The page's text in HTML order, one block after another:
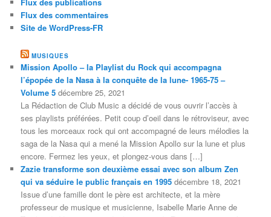
Flux des commentaires
Site de WordPress-FR
MUSIQUES
Mission Apollo – la Playlist du Rock qui accompagna
l’épopée de la Nasa à la conquête de la lune- 1965-75 –
Volume 5 décembre 25, 2021
La Rédaction de Club Music a décidé de vous ouvrir l’accès à
ses playlists préférées. Petit coup d’oeil dans le rétroviseur, avec
tous les morceaux rock qui ont accompagné de leurs mélodies la
saga de la Nasa qui a mené la Mission Apollo sur la lune et plus
encore. Fermez les yeux, et plongez-vous dans […]
Zazie transforme son deuxième essai avec son album Zen
qui va séduire le public français en 1995 décembre 18, 2021
Issue d’une famille dont le père est architecte, et la mère
professeur de musique et musicienne, Isabelle Marie Anne de